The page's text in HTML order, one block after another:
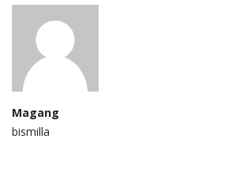
Magang
bismilla